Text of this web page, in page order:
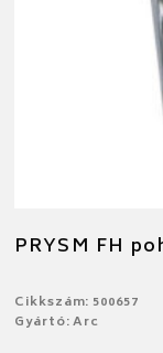
PRYSM FH
Cikkszám: 500657
Gyártó: Arc